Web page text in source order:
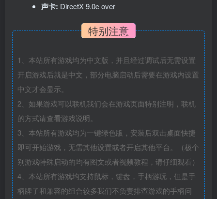
声卡: DirectX 9.0c over
特别注意
1、本站所有游戏均为中文版，并且经过调试后无需设置
开启游戏后就是中文，部分电脑启动后需要在游戏内设置
中文才会显示。
2、如果游戏可以联机我们会在游戏页面特别注明，联机
的方式请查看游戏说明。
3、本站所有游戏均为一键绿色版，安装后双击桌面快捷
即可开始游戏，无需其他设置或者开启其他平台。（极个
别游戏特殊启动的均有图文或者视频教程，请仔细观看）
4、本站所有游戏均支持鼠标，键盘，手柄游玩，但是手
柄牌子和兼容的组合较多我们不负责排查游戏的手柄问